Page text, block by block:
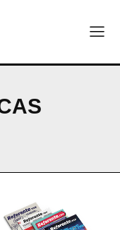
la tecnología global
para el regreso
el nuevo punto de